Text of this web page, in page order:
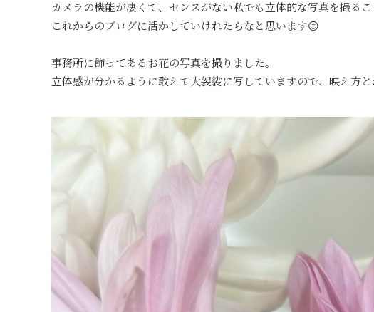
カメラの機能が凄くて、センスがない私でも立体的な写真を撮るこ
これからのブログに活かしていけれたらなと思います😊
事務所に飾ってあるお花の写真を撮りました。
立体感が分かるように敢えて大袈裟に写していますので、映え方